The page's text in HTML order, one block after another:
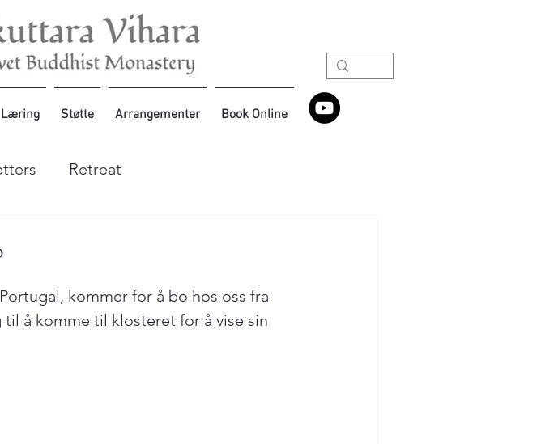
Læring Støtte Arrangementer Book Online
Retreat
kommer for å bo hos oss fra
å komme til klosteret for å vise sin